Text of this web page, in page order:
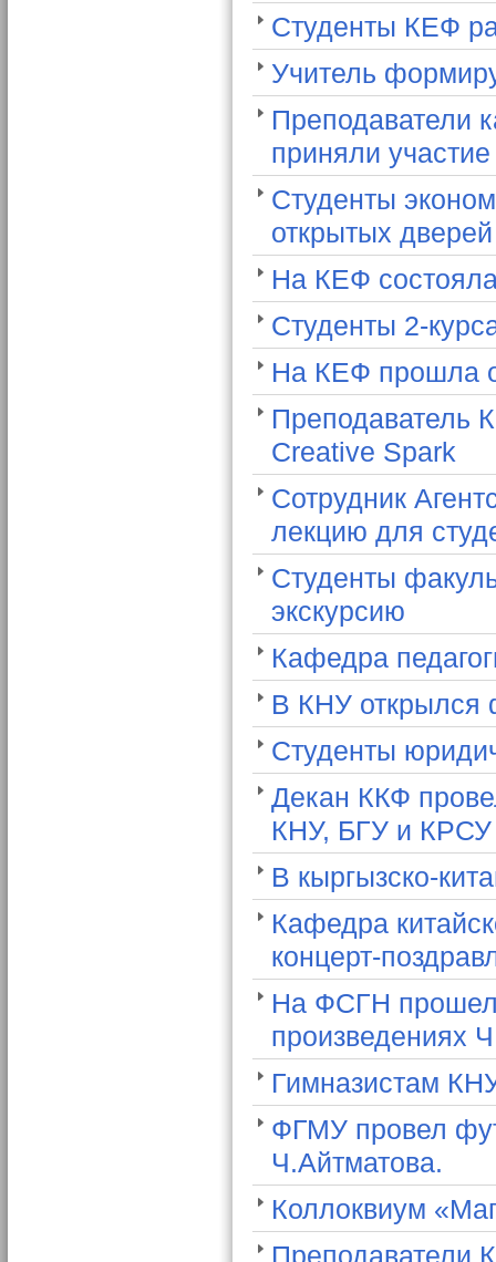
Студенты КЕФ
Учитель
Преподаватели
приняли
Студенты
открытых
На КЕФ
Студенты 2-
На КЕФ прошла
Преподаватель
Creative Spark
Сотрудник
лекцию для
Студенты
экскурсию
Кафедра
В КНУ открылся
Студенты
Декан ККФ
КНУ, БГУ и КРСУ
В кыргызско-
Кафедра
концерт-
На ФСГН прошел
произведениях
Гимназистам
ФГМУ провел
Ч.Айтматова.
Коллоквиум
Преподаватели